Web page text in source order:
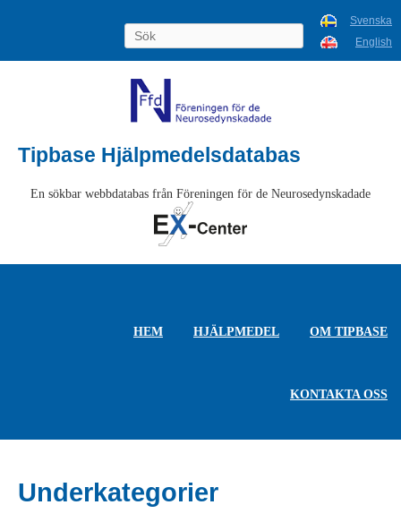
Svenska
English
Tipbase Hjälpmedelsdatabas
En sökbar webbdatabas från Föreningen för de Neurosedynskadade
HEM HJÄLPMEDEL OM TIPBASE
KONTAKTA OSS
Underkategorier